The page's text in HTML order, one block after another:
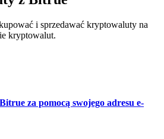
i sprzedawać kryptowaluty na
kryptowalut.
za pomocą swojego adresu e-